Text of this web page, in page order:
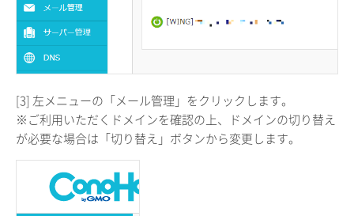
[3] 左メニューの「メール管理」をクリックします。
※ご利用いただくドメインを確認の上、ドメインの切り替え
が必要な場合は「切り替え」ボタンから変更します。